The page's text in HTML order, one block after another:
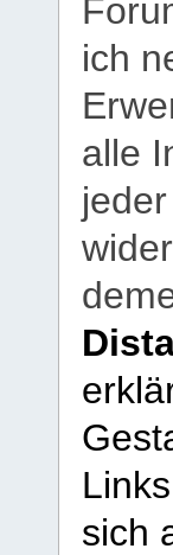
ich
alle
sich